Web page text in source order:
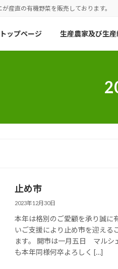
産直の有機野菜を販売しております。
トップページ 生産農家及び生
止め市
2023年12月30日
本年は格別のご愛顧を承り誠に
いご支援により止め市を迎える
ます。 開市は一月五日 マルシ
も本年同様何卒よろしく […]